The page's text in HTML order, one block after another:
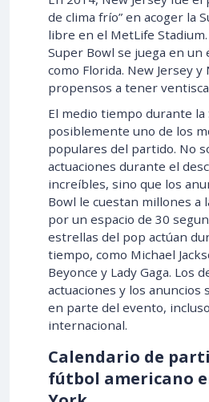
de clima frío” en acoger la
libre en el MetLife
Super Bowl se juega en un
como Florida. New Jersey y
propensos a tener
El medio tiempo durante la
posiblemente uno de los
populares del partido. No
actuaciones durante el
increíbles, sino que los
Bowl le cuestan millones a
por un espacio de 30
estrellas del pop actúan
tiempo, como Michael
Beyonce y Lady Gaga. Los
actuaciones y los anuncios
en parte del evento,
internacional.
Calendario de
fútbol americano